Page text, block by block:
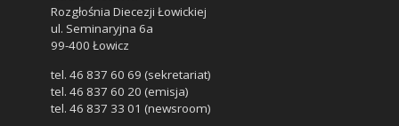
Rozgłośnia Diecezji Łowickiej
ul. Seminaryjna 6a
99-400 Łowicz
tel. 46 837 60 69 (sekretariat)
tel. 46 837 60 20 (emisja)
tel. 46 837 33 01 (newsroom)